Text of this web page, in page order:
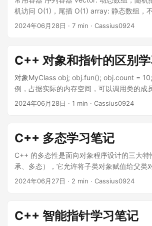
&operator=(const UniquePtr &) = delete; //
UniquePtr(UniquePtr &&p) noexcept :
这里为什么不需要 delete _ptr // 是因为这是
*this) { delete _ptr; // 第一步，释放当前资
将原来的指针置空 } return *this; } T *get()
return _ptr; } T *operator->() const { // 返
} T &operator*() const { // 解引用 return
nullptr; return tmp; } void reset(T *newptr
向新资源 // 这里不需要置空 newptr // 是否
户决定 } } }; UniquePtr
运算符的原理如下图： ...
机访问 O(1)，尾插 O(1) array: 静态数组，
随机访问 O(1) deque: 双端队列，头尾插入/
持随机访问 关联容器（底层实现为 红黑树
插入/删除/查找 O(logn) map: 有序映射，插
O(logn) multiset: 有序多重集合，插入/删
multimap: 有序多重映射，插入/删除/查找
（底层实现为 哈希表 ） unordered_set: 无
unordered_multimap: 无序多重映射，插入/
器适配器 stack: 栈，后进先出，只能在栈顶
queue: 队列，先进先出，只能在队尾插入
priority_queue: 优先队列，元素按照一定规
的是最大/最小元素，底层实现为堆
<iostream> #include <vector> using
// 尾部插入元素：复杂度为O(1)
除元素：复杂度为O(1) vec.pop_back(); //
2024年06月28日 · 7 min · Cassius0924
C++ 对象和指针的区别
对象MyClass obj; obj.fun(); obj.count =
例，占据实际的内存空间，可以调用类的成
成员变量。 对象大小 = 成员变量大小 + 对齐
函数和成员变量。 指针大小 = 4 字节（32
（64 位系统） 对象和指针的区别 内存管理
释放通常是自动的（除非使用动态分配）。
需要手动管理，尤其是动态分配的内存。 访
接访问成员。 指针：通过解引用访问成员（
任何作用域的变量。
2024年06月28日 · 1 min · Cassius0924
C++ 多态学习笔记
C++ 的多态性是面向对象程序设计的三大
承、多态），它允许将子类对象赋值给父类
类指针指向子类对象，实现基类指针调用子
函数实现。 静态多态函数重载函数重载是指
内，可以定义 多个名称相同 但 参数列表不
2024年06月27日 · 2 min · Cassius0924
C++ 智能指针学习笔记